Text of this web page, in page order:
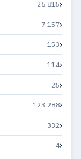
26.815›
7.157›
153›
114›
25›
123.288›
332›
4›